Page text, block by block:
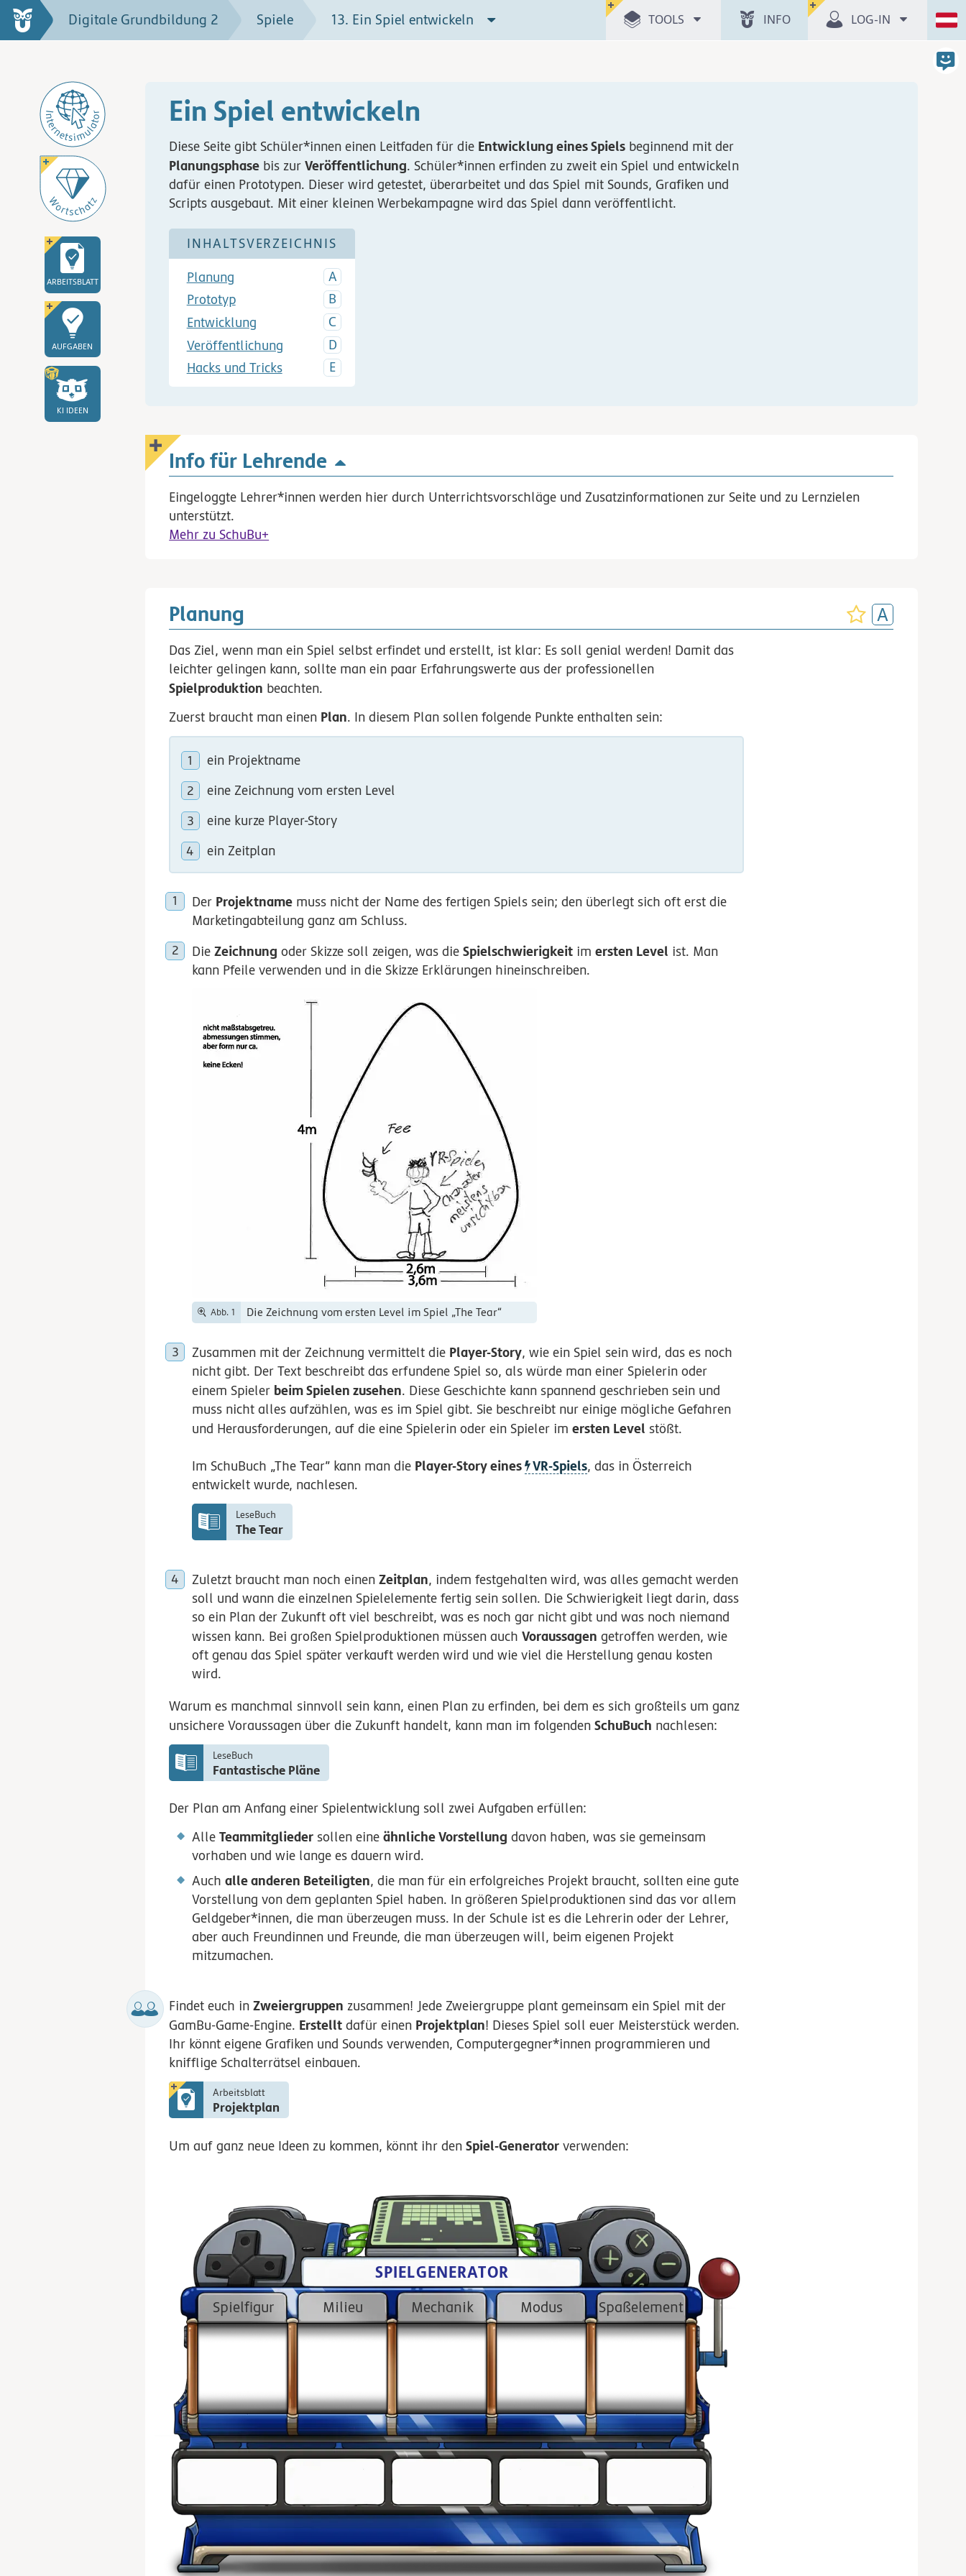
Ein Spiel entwickeln
Diese Seite gibt Schüler*innen einen Leitfaden für die Entwicklung eines Spiels beginnend mit der
Planungsphase bis zurVeröffentlichung. Schüler*innen erfinden zu zweit ein Spiel und entwickeln
dafür einen Prototypen. Dieser wird getestet, überarbeitet und das Spiel mit Sounds, Grafiken und
Scripts ausgebaut. Mit einer kleinen Werbekampagne wird das Spiel dann veröffentlicht.
INHALTSVERZEICHNIS
Planung
Prototyp
Entwicklung
Veröffentlichung
Hacks und Tricks
Info für Lehrende
Eingeloggte Lehrer*innen werden hier durch Unterrichtsvorschläge und Zusatzinformationen zur Seite und zu Lernzielen
unterstützt.
Mehr zu SchuBu+
Planung
Das Ziel, wenn man ein Spiel selbst erfindet und erstellt, ist klar: Es soll genial werden! Damit das
leichter gelingen kann, sollte man ein paar Erfahrungswerte aus der professionellen
Spielproduktion beachten.
Zuerst braucht man einen Plan. In diesem Plan sollen folgende Punkte enthalten sein:
ein Projektname
eine Zeichnung vom ersten Level
eine kurze Player-Story
ein Zeitplan
Der Projektname muss nicht der Name des fertigen Spiels sein; den überlegt sich oft erst die
Marketingabteilung ganz am Schluss.
DieZeichnung oder Skizze soll zeigen, was dieSpielschwierigkeit imersten Level ist. Man
kann Pfeile verwenden und in die Skizze Erklärungen hineinschreiben.
Abb. 1 Die Zeichnung vom ersten Level im Spiel „The Tear“
Zusammen mit der Zeichnung vermittelt die Player-Story, wie ein Spiel sein wird, das es noch
nicht gibt. Der Text beschreibt das erfundene Spiel so, als würde man einer Spielerin oder
einem Spieler beim Spielen zusehen. Diese Geschichte kann spannend geschrieben sein und
muss nicht alles aufzählen, was es im Spiel gibt. Sie beschreibt nur einige mögliche Gefahren
und Herausforderungen, auf die eine Spielerin oder ein Spieler imersten Level stößt.
Im SchuBuch „The Tear” kann man die Player-Story eines VR-Spiels, das in Österreich
entwickelt wurde, nachlesen.
LeseBuch
The Tear
Zuletzt braucht man noch einenZeitplan, indem festgehalten wird, was alles gemacht werden
soll und wann die einzelnen Spielelemente fertig sein sollen. Die Schwierigkeit liegt darin, dass
so ein Plan der Zukunft oft viel beschreibt, was es noch gar nicht gibt und was noch niemand
wissen kann. Bei großen Spielproduktionen müssen auchVoraussagen getroffen werden, wie
oft genau das Spiel später verkauft werden wird und wie viel die Herstellung genau kosten
wird.
Warum es manchmal sinnvoll sein kann, einen Plan zu erfinden, bei dem es sich großteils um ganz
unsichere Voraussagen über die Zukunft handelt, kann man im folgendenSchuBuch nachlesen:
LeseBuch
Fantastische Pläne
Der Plan am Anfang einer Spielentwicklung soll zwei Aufgaben erfüllen:
AlleTeammitglieder sollen eineähnliche Vorstellung davon haben, was sie gemeinsam
vorhaben und wie lange es dauern wird.
Auchalle anderen Beteiligten, die man für ein erfolgreiches Projekt braucht, sollten eine gute
Vorstellung von dem geplanten Spiel haben. In größeren Spielproduktionen sind das vor allem
Geldgeber*innen, die man überzeugen muss. In der Schule ist es die Lehrerin oder der Lehrer,
aber auch Freundinnen und Freunde, die man überzeugen will, beim eigenen Projekt
mitzumachen.
Findet euch inZweiergruppen zusammen! Jede Zweiergruppe plant gemeinsam ein Spiel mit der
GamBu-Game-Engine. Erstellt dafür einen Projektplan! Dieses Spiel soll euer Meisterstück werden.
Ihr könnt eigene Grafiken und Sounds verwenden, Computergegner*innen programmieren und
knifflige Schalterrätsel einbauen.
Arbeitsblatt
Projektplan
Um auf ganz neue Ideen zu kommen, könnt ihr denSpiel-Generator verwenden:
Spielfigur Milieu Mechanik Modus Spaßelement
SPIELGENERATOR
ARBEITSBLATT
AUFGABEN
KI IDEEN
Digitale Grundbildung 2 Spiele 13. Ein Spiel entwickeln TOOLS INFO LOG-IN